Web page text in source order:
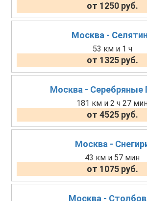
от 1250 руб.
Москва -
53 км и 1 ч
от 1325 руб.
Москва - Серебряные
181 км и 2 ч 27
от 4525 руб.
Москва -
43 км и 57 мин
от 1075 руб.
Москва -